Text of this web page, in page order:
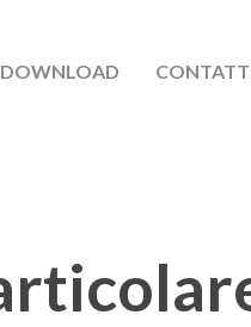
DOWNLOAD